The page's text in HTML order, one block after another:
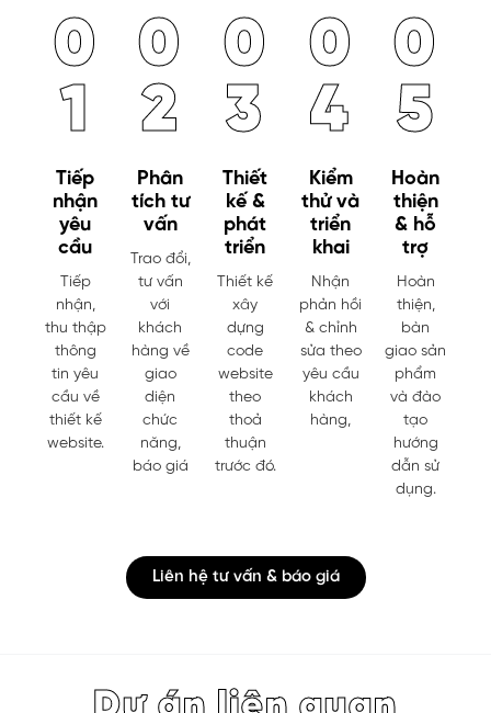
0
1
Tiếp
nhận
yêu
cầu
Tiếp
nhận,
thu thập
thông
tin yêu
cầu về
thiết kế
website.
0
2
Phân
tích tư
vấn
Trao đổi,
tư vấn
với
khách
hàng về
giao
diện
chức
năng,
báo giá
0
3
Thiết
kế &
phát
triển
Thiết kế
xây
dựng
code
website
theo
thoả
thuận
trước đó.
0
4
Kiểm
thử và
triển
khai
Nhận
phản hồi
& chỉnh
sửa theo
yêu cầu
khách
hàng,
0
5
Hoàn
thiện
& hỗ
trợ
Hoàn
thiện,
bàn
giao sản
phẩm
và đào
tạo
hướng
dẫn sử
dụng.
Liên hệ tư vấn & báo giá